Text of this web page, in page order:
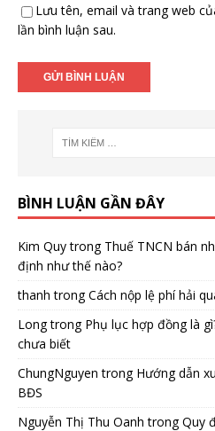
Lưu tên, email và trang web
lần bình luận sau.
BÌNH LUẬN GẦN ĐÂY
Kim Quytrong Thuế TNCN bán
định như thế nào?
thanh trongCách nộp lệ phí hải
Longtrong Phụ lục hợp đồng là
chưa biết
ChungNguyen trong Hướng dẫn
BĐS
Nguyễn Thị Thu Oanh trongQuy